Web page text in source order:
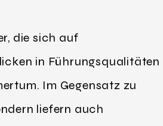
die sich auf
in Führungsqualitäten
Im Gegensatz zu
liefern auch